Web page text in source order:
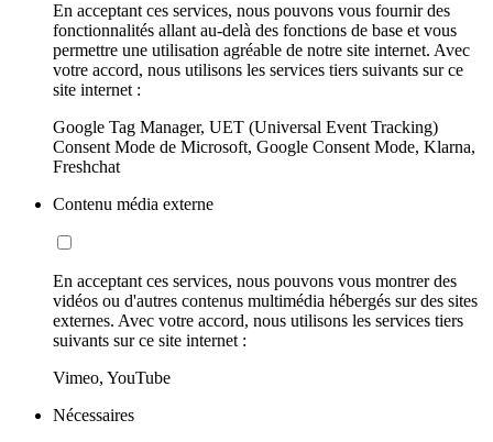
En acceptant ces services, nous pouvons vous fournir des
fonctionnalités allant au-delà des fonctions de base et vous
permettre une utilisation agréable de notre site internet. Avec
votre accord, nous utilisons les services tiers suivants sur ce
site internet :
Google Tag Manager, UET (Universal Event Tracking)
Consent Mode de Microsoft, Google Consent Mode, Klarna,
Freshchat
Contenu média externe
En acceptant ces services, nous pouvons vous montrer des
vidéos ou d'autres contenus multimédia hébergés sur des sites
externes. Avec votre accord, nous utilisons les services tiers
suivants sur ce site internet :
Vimeo, YouTube
Nécessaires